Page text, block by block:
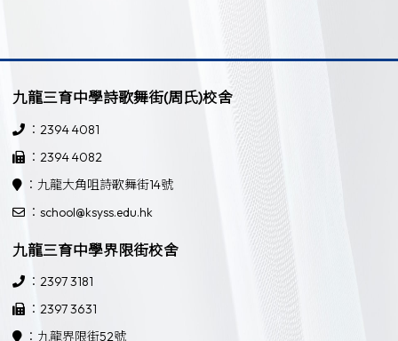
九龍三育中學詩歌舞街(周氏)校舍
：2394 4081
：2394 4082
：九龍大角咀詩歌舞街14號
：school@ksyss.edu.hk
九龍三育中學界限街校舍
：2397 3181
：2397 3631
：九龍界限街52號